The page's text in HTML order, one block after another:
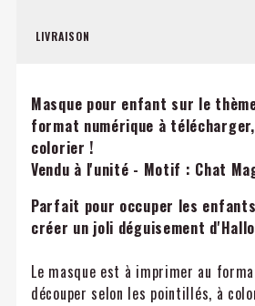
LIVRAISON
Masque pour enfant sur le
format numérique à
colorier !
Vendu à l'unité - Motif : Chat
Parfait pour occuper les
créer un joli déguisement
Le masque est à imprimer au
découper selon les pointillés, à